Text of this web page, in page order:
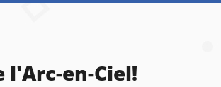
l'Arc-en-Ciel!